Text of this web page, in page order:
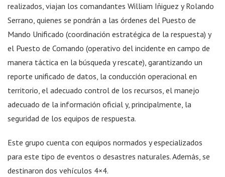
realizados, viajan los comandantes William Iñiguez y Rolando
Serrano, quienes se pondrán a las órdenes del Puesto de
Mando Unificado (coordinación estratégica de la respuesta) y
el Puesto de Comando (operativo del incidente en campo de
manera táctica en la búsqueda y rescate), garantizando un
reporte unificado de datos, la conducción operacional en
territorio, el adecuado control de los recursos, el manejo
adecuado de la información oficial y, principalmente, la
seguridad de los equipos de respuesta.
Este grupo cuenta con equipos normados y especializados
para este tipo de eventos o desastres naturales. Además, se
destinaron dos vehículos 4×4.